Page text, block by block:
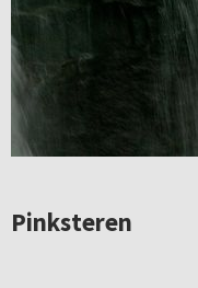
Pinksteren